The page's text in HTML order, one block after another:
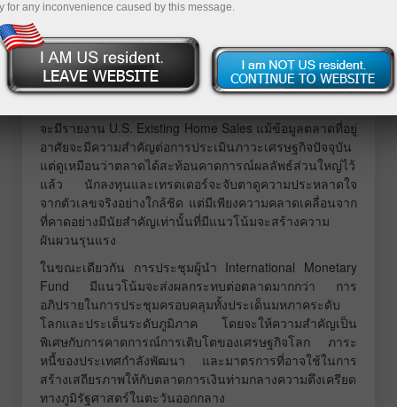
MACD เพิ่งเริ่มขยับขึ้นจากเส้นศูนย์ ยืนยันจุดเข้าเทรดฝั่งซื้อ
ปอนด์ที่ใช้ได้ ส่งผลให้คู่เงินขยับขึ้นไปได้ 15 จุด
แม้จะไม่มีตัวเลขเศรษฐกิจสำคัญหรือถ้อยแถลงจากธนาคาร
จะมีรายงาน U.S. Existing Home Sales แม้ข้อมูลตลาดที่อยู่
อาศัยจะมีความสำคัญต่อการประเมินภาวะเศรษฐกิจปัจจุบัน
แต่ดูเหมือนว่าตลาดได้สะท้อนคาดการณ์ผลลัพธ์ส่วนใหญ่ไว้
แล้ว นักลงทุนและเทรดเดอร์จะจับตาดูความประหลาดใจ
จากตัวเลขจริงอย่างใกล้ชิด แต่มีเพียงความคลาดเคลื่อนจาก
ที่คาดอย่างมีนัยสำคัญเท่านั้นที่มีแนวโน้มจะสร้างความ
ผันผวนรุนแรง
ในขณะเดียวกัน การประชุมผู้นำ International Monetary
Fund มีแนวโน้มจะส่งผลกระทบต่อตลาดมากกว่า การ
อภิปรายในการประชุมครอบคลุมทั้งประเด็นมหภาคระดับ
โลกและประเด็นระดับภูมิภาค โดยจะให้ความสำคัญเป็น
พิเศษกับการคาดการณ์การเติบโตของเศรษฐกิจโลก ภาระ
หนี้ของประเทศกำลังพัฒนา และมาตรการที่อาจใช้ในการ
สร้างเสถียรภาพให้กับตลาดการเงินท่ามกลางความตึงเครียด
ทางภูมิรัฐศาสตร์ในตะวันออกกลาง
for any inconvenience caused by this message.